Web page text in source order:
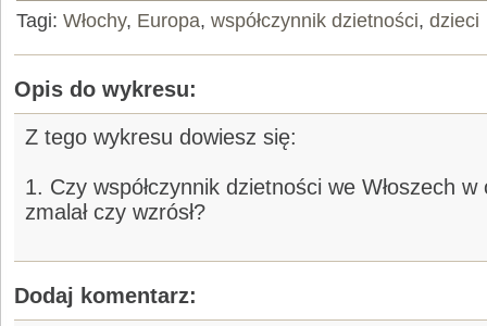
Tagi: Włochy, Europa, współczynnik dzietności, dzieci
Opis do wykresu:
Z tego wykresu dowiesz się:
1. Czy współczynnik dzietności we Włoszech
zmalał czy wzrósł?
Dodaj komentarz: